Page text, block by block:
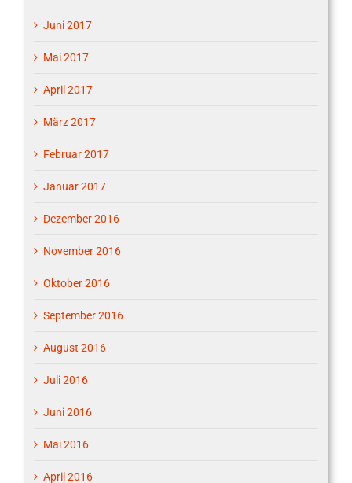
Juni 2017
Mai 2017
April 2017
März 2017
Februar 2017
Januar 2017
Dezember 2016
November 2016
Oktober 2016
September 2016
August 2016
Juli 2016
Juni 2016
Mai 2016
April 2016